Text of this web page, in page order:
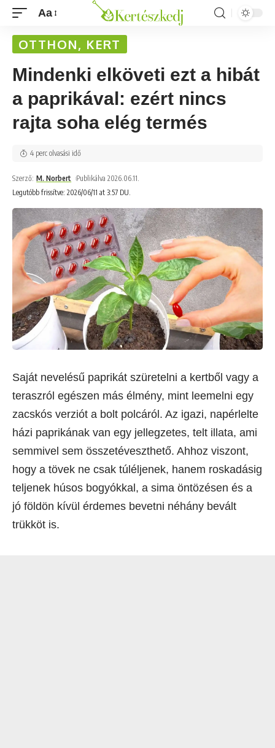
Aa
OTTHON, KERT
Mindenki elköveti ezt a hibát
a paprikával: ezért nincs
rajta soha elég termés
Legutóbb frissítve: 2026/06/11 at 3:57 DU.
Szerző: M. Norbert Publikálva 2026.06.11.
4 perc olvasási idő
Saját nevelésű paprikát szüretelni a kertből vagy a
teraszról egészen más élmény, mint leemelni egy
zacskós verziót a bolt polcáról. Az igazi, napérlelte
házi paprikának van egy jellegzetes, telt illata, ami
semmivel sem összetéveszthető. Ahhoz viszont,
hogy a tövek ne csak túléljenek, hanem roskadásig
teljenek húsos bogyókkal, a sima öntözésen és a
jó földön kívül érdemes bevetni néhány bevált
trükköt is.